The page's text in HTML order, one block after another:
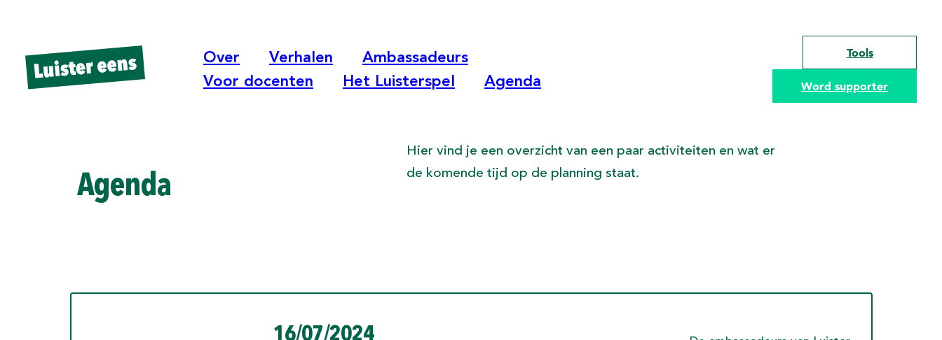
Over Verhalen
Ambassadeurs
Voor docenten
Het Luisterspel Agenda
Tools
Word supporter
Agenda
Hier vind je een overzicht van een paar activiteiten en wat er
de komende tijd op de planning staat.
16/07/2024